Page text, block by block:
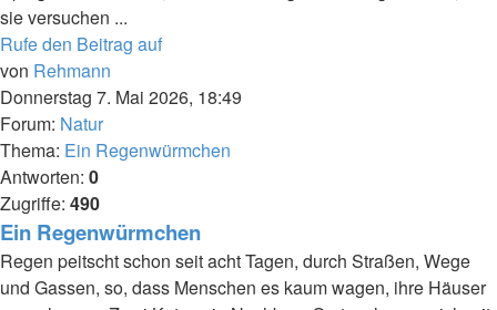
sie versuchen ...
Rufe den Beitrag auf
von Rehmann
Donnerstag 7. Mai 2026, 18:49
Forum: Natur
Thema: Ein Regenwürmchen
Antworten: 0
Zugriffe: 490
Ein Regenwürmchen
Regen peitscht schon seit acht Tagen, durch Straßen, Wege
und Gassen, so, dass Menschen es kaum wagen, ihre Häuser